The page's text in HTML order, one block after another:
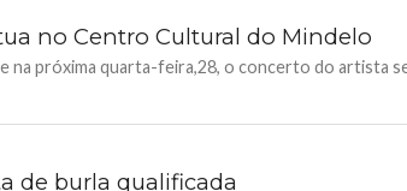
no Centro Cultural do Mindelo
próxima quarta-feira,28, o concerto do artista
de burla qualificada